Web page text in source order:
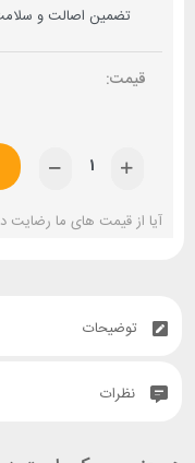
آیا از قیمت های ما رضایت
توضیحات
نظرات